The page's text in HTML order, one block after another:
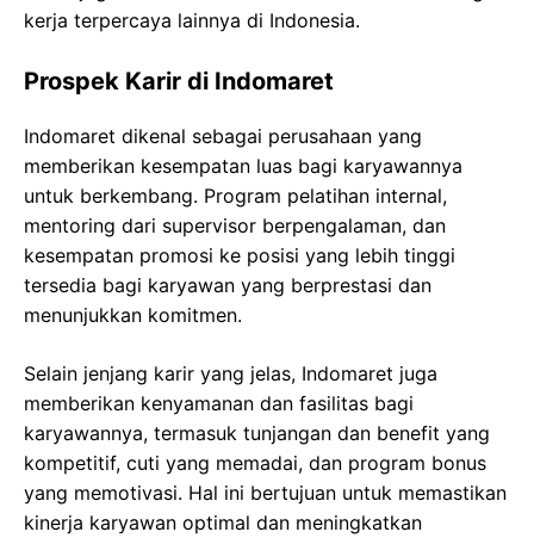
kerja terpercaya lainnya di Indonesia.
Prospek Karir di Indomaret
Indomaret dikenal sebagai perusahaan yang
memberikan kesempatan luas bagi karyawannya
untuk berkembang. Program pelatihan internal,
mentoring dari supervisor berpengalaman, dan
kesempatan promosi ke posisi yang lebih tinggi
tersedia bagi karyawan yang berprestasi dan
menunjukkan komitmen.
Selain jenjang karir yang jelas, Indomaret juga
memberikan kenyamanan dan fasilitas bagi
karyawannya, termasuk tunjangan dan benefit yang
kompetitif, cuti yang memadai, dan program bonus
yang memotivasi. Hal ini bertujuan untuk memastikan
kinerja karyawan optimal dan meningkatkan